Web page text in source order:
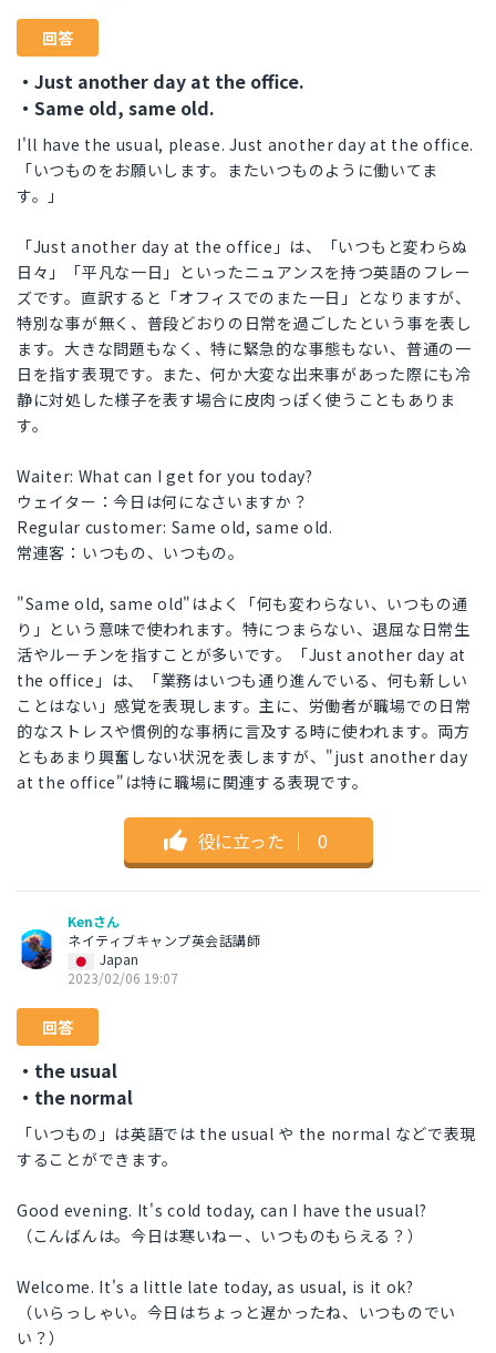
回答
・Just another day at the office.
・Same old, same old.
I'll have the usual, please. Just another day at the office.
「いつものをお願いします。またいつものように働いてま
す。」
「Just another day at the office」は、「いつもと変わらぬ
日々」「平凡な一日」といったニュアンスを持つ英語のフレー
ズです。直訳すると「オフィスでのまた一日」となりますが、
特別な事が無く、普段どおりの日常を過ごしたという事を表し
ます。大きな問題もなく、特に緊急的な事態もない、普通の一
日を指す表現です。また、何か大変な出来事があった際にも冷
静に対処した様子を表す場合に皮肉っぽく使うこともありま
す。
Waiter: What can I get for you today?
ウェイター：今日は何になさいますか？
Regular customer: Same old, same old.
常連客：いつもの、いつもの。
"Same old, same old"はよく「何も変わらない、いつもの通
り」という意味で使われます。特につまらない、退屈な日常生
活やルーチンを指すことが多いです。「Just another day at
the office」は、「業務はいつも通り進んでいる、何も新しい
ことはない」感覚を表現します。主に、労働者が職場での日常
的なストレスや慣例的な事柄に言及する時に使われます。両方
ともあまり興奮しない状況を表しますが、"just another day
at the office"は特に職場に関連する表現です。
役に立った ｜ 0
Kenさん
ネイティブキャンプ英会話講師
Japan
2023/02/06 19:07
回答
・the usual
・the normal
「いつもの」は英語では the usual や the normal などで表現
することができます。
Good evening. It's cold today, can I have the usual?
（こんばんは。今日は寒いねー、いつものもらえる？）
Welcome. It's a little late today, as usual, is it ok?
（いらっしゃい。今日はちょっと遅かったね、いつものでい
い？）